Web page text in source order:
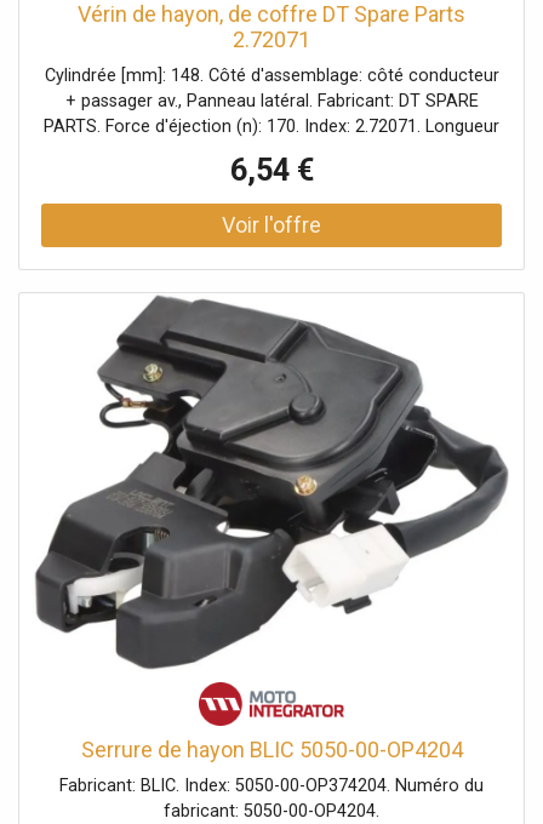
Vérin de hayon, de coffre DT Spare Parts
2.72071
Cylindrée [mm]: 148. Côté d'assemblage: côté conducteur
+ passager av., Panneau latéral. Fabricant: DT SPARE
PARTS. Force d'éjection (n): 170. Index: 2.72071. Longueur
6,54 €
Serrure de hayon BLIC 5050-00-OP4204
Fabricant: BLIC. Index: 5050-00-OP374204. Numéro du
fabricant: 5050-00-OP4204.